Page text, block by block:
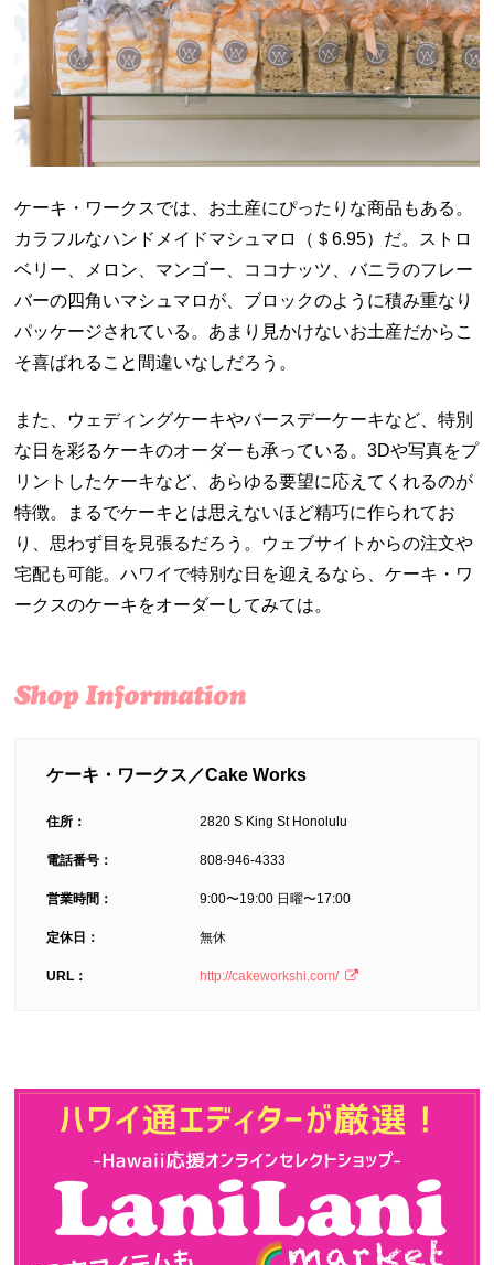
ケーキ・ワークスでは、お土産にぴったりな商品もある。
カラフルなハンドメイドマシュマロ（＄6.95）だ。ストロ
ベリー、メロン、マンゴー、ココナッツ、バニラのフレー
バーの四角いマシュマロが、ブロックのように積み重なり
パッケージされている。あまり見かけないお土産だからこ
そ喜ばれること間違いなしだろう。
また、ウェディングケーキやバースデーケーキなど、特別
な日を彩るケーキのオーダーも承っている。3Dや写真をプ
リントしたケーキなど、あらゆる要望に応えてくれるのが
特徴。まるでケーキとは思えないほど精巧に作られてお
り、思わず目を見張るだろう。ウェブサイトからの注文や
宅配も可能。ハワイで特別な日を迎えるなら、ケーキ・ワ
ークスのケーキをオーダーしてみては。
ケーキ・ワークス／Cake Works
住所： 2820 S King St Honolulu
電話番号： 808-946-4333
営業時間： 9:00〜19:00 日曜〜17:00
定休日： 無休
URL： http://cakeworkshi.com/